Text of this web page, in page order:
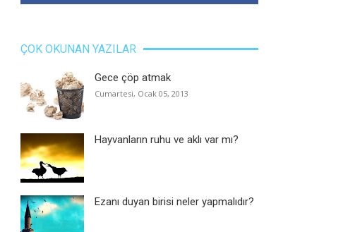
ÇOK OKUNAN YAZILAR
Gece çöp atmak
Cumartesi, Ocak 05, 2013
Hayvanların ruhu ve aklı var mı?
Ezanı duyan birisi neler yapmalıdır?